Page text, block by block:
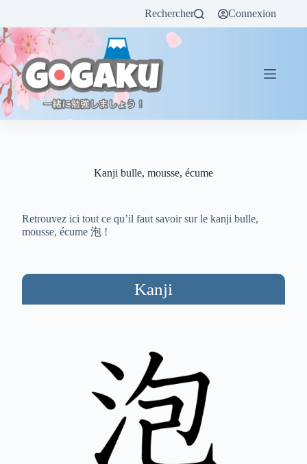
Rechercher Connexion
Kanji bulle, mousse, écume
Retrouvez ici tout ce qu’il faut savoir sur le kanji bulle,
mousse, écume 泡 !
Kanji